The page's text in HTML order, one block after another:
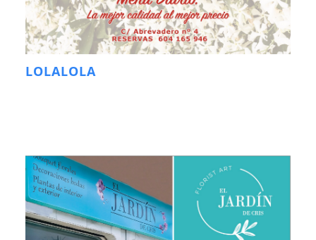
LOLALOLA